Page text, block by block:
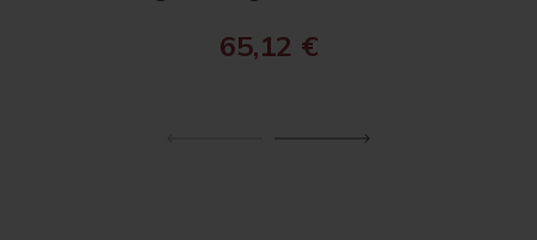
65,12 €